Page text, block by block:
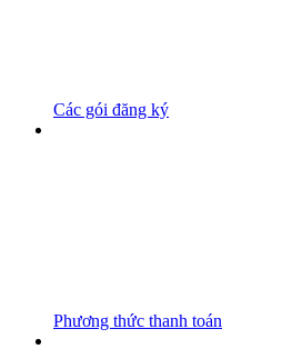
Các gói đăng ký
Phương thức thanh toán